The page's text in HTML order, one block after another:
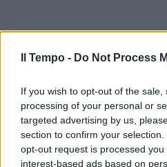
Il Tempo - Do Not Process
If you wish to opt-out of the
processing of your personal or
targeted advertising by us,
section to confirm your
opt-out request is processed
interest-based ads based on